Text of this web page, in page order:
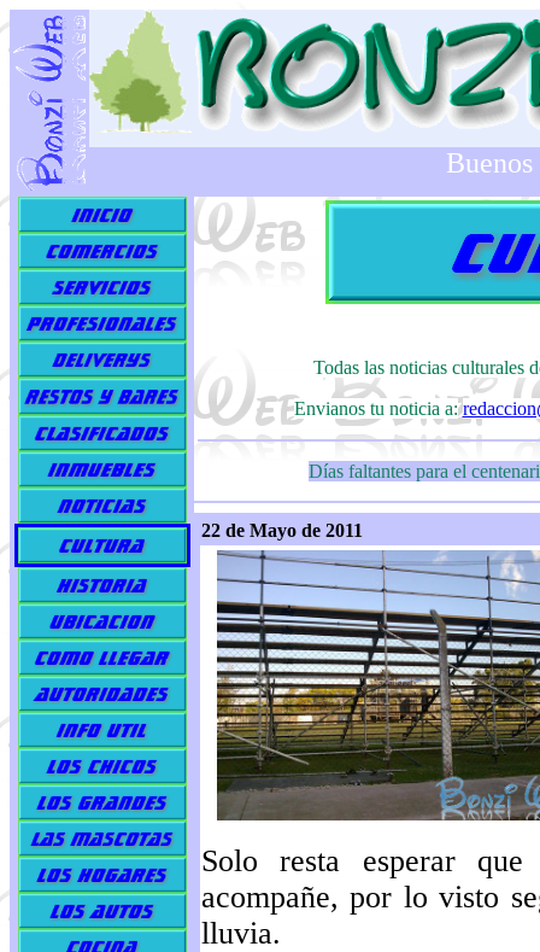
Todas las noticias culturales
Envianos tu noticia a:
Días faltantes para el
22 de Mayo de 2011
Solo resta esperar
acompañe, por lo visto
lluvia.